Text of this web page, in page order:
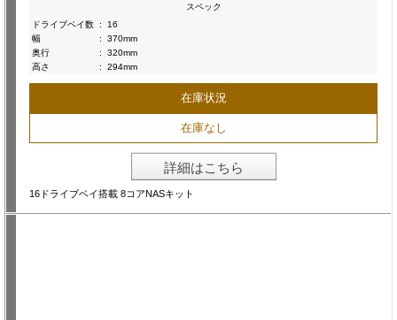
スペック
ドライブベイ数 :
16
幅
:
370mm
奥行
:
320mm
高さ
: 294mm
在庫状況
在庫なし
詳細はこちら
16ドライブベイ搭載 8コアNASキット